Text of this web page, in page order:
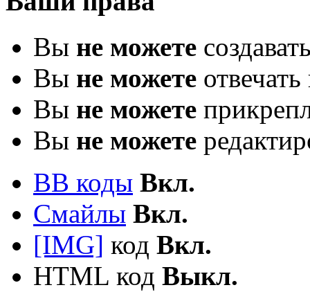
Вы не можете
Вы не можете
Вы не можете
Вы не можете
BB коды Вкл.
Смайлы Вкл.
[IMG] код Вкл.
HTML код Выкл.